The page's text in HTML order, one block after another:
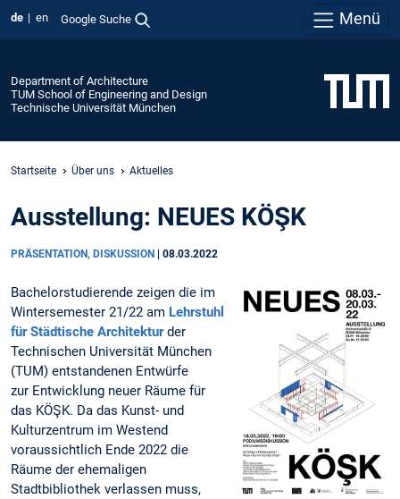
de en Google Suche Menü
Department of Architecture
TUM School of Engineering and Design
Technische Universität München
Startseite Über uns Aktuelles
Ausstellung: NEUES KÖŞK
PRÄSENTATION, DISKUSSION 08.03.2022
Bachelorstudierende zeigen die im
Wintersemester 21/22 am Lehrstuhl
für Städtische Architekturder
Technischen Universität München
(TUM) entstandenen Entwürfe
zur Entwicklung neuer Räume für
das KÖŞK. Da das Kunst- und
Kulturzentrum im Westend
voraussichtlich Ende 2022 die
Räume der ehemaligen
Stadtbibliothek verlassen muss,